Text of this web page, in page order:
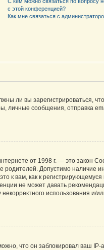
с этой конференцией?
Как мне связаться с
ли вы зарегистрироваться,
сообщения, отправка
от 1998 г. — это закон
Допустимо наличие
вам, как к
не может давать
использования и/
что он заблокировал ваш